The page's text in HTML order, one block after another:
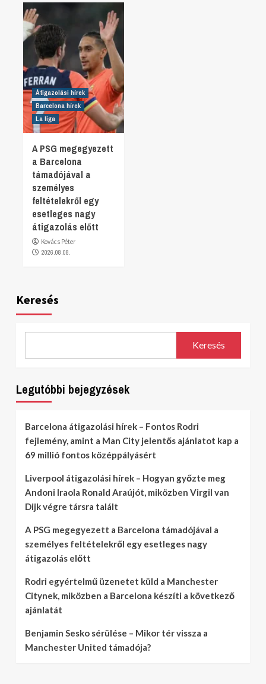
Átigazolási hírek
Barcelona hírek
La liga
A PSG megegyezett
a Barcelona
támadójával a
személyes
feltételekről egy
esetleges nagy
átigazolás előtt
Kovács Péter
2026.08.08.
Keresés
Keresés
Legutóbbi bejegyzések
Barcelona átigazolási hírek – Fontos Rodri
fejlemény, amint a Man City jelentős ajánlatot kap a
69 millió fontos középpályásért
Liverpool átigazolási hírek – Hogyan győzte meg
Andoni Iraola Ronald Araújót, miközben Virgil van
Dijk végre társra talált
A PSG megegyezett a Barcelona támadójával a
személyes feltételekről egy esetleges nagy
átigazolás előtt
Rodri egyértelmű üzenetet küld a Manchester
Citynek, miközben a Barcelona készíti a következő
ajánlatát
Benjamin Sesko sérülése – Mikor tér vissza a
Manchester United támadója?